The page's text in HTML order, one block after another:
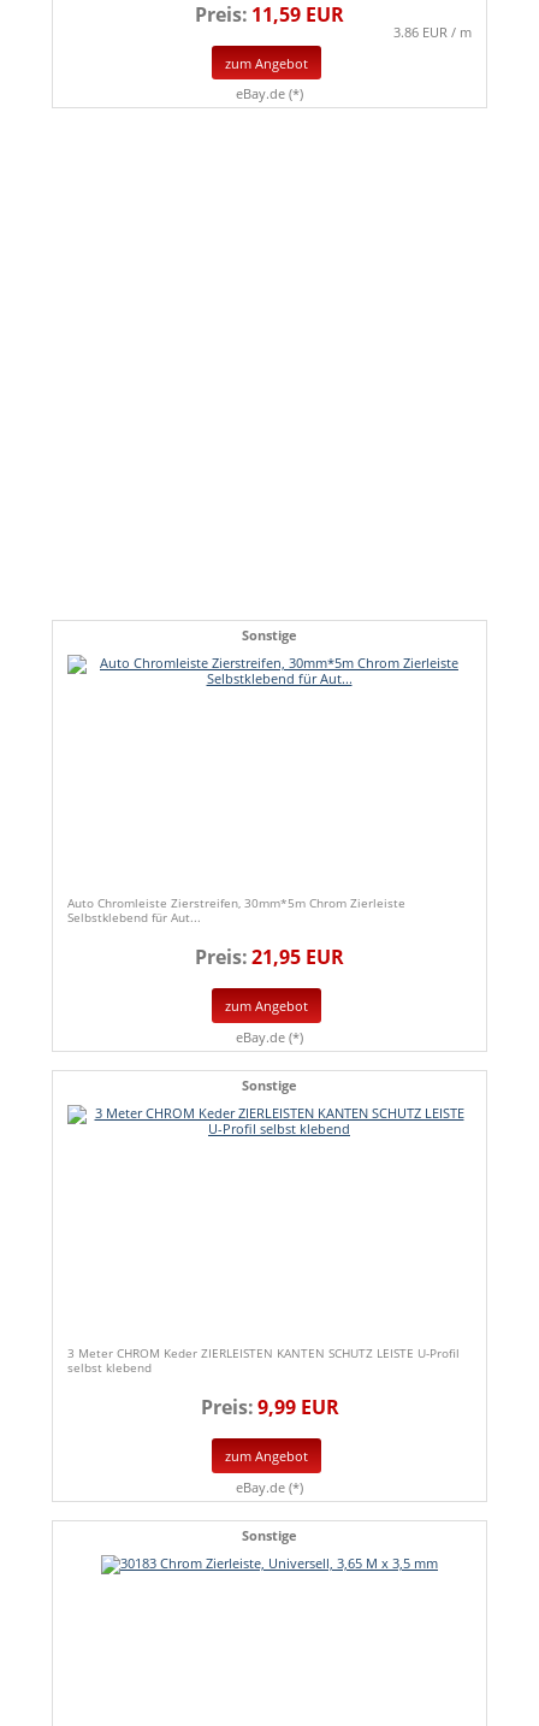
Preis: 11,59 EUR
3.86 EUR / m
zum Angebot
eBay.de (*)
Sonstige
Auto Chromleiste Zierstreifen, 30mm*5m Chrom Zierleiste
Selbstklebend für Aut...
Preis:21,95 EUR
zum Angebot
eBay.de (*)
Sonstige
3 Meter CHROM Keder ZIERLEISTEN KANTEN SCHUTZ LEISTE U-Profil
selbst klebend
Preis:9,99 EUR
zum Angebot
eBay.de (*)
Sonstige